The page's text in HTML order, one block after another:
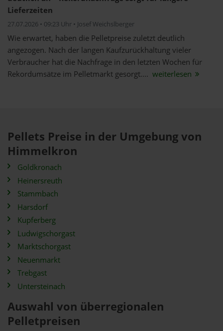
Lieferzeiten
27.07.2026 • 09:23 Uhr • Josef Weichslberger
Wie erwartet, haben die Pelletpreise zuletzt deutlich
angezogen. Nach der langen Kaufzurückhaltung vieler
Verbraucher hat die Nachfrage in den letzten Wochen für
Rekordumsätze im Pelletmarkt gesorgt.... weiterlesen
Pellets Preise in der Umgebung von
Himmelkron
Goldkronach
Heinersreuth
Stammbach
Harsdorf
Kupferberg
Ludwigschorgast
Marktschorgast
Neuenmarkt
Trebgast
Untersteinach
Auswahl von überregionalen
Pelletpreisen